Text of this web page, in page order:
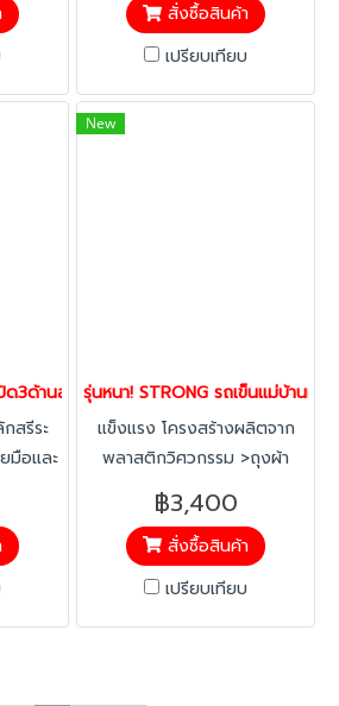
ง่าย
สั่งซื้อสินค้า
เปรียบเทียบ
3ด้านสวยงามเป็นระเบียบ 3ชั้น รุ่น
สรีระ
มือและ
ด้ง่าย
า ไม่
ม็น
New
รุ่นหนา! STRONG รถเข็นแม่บ้านท
แข็งแรง โครงสร้างผลิตจาก
พลาสติกวิศวกรรม >ถุงผ้า
ผลิตจาก PVC ล้างทำความ
สะอาดง่าย
฿3,400
สั่งซื้อสินค้า
เปรียบเทียบ